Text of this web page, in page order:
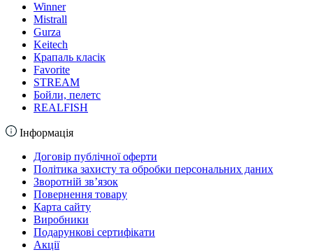
Winner
Mistrall
Gurza
Keitech
Крапаль класік
Favorite
STREAM
Бойли, пелетс
REALFISH
Інформація
Договір публічної оферти
Політика захисту та обробки персональних даних
Зворотній зв’язок
Повернення товару
Карта сайту
Виробники
Подарункові сертифікати
Акції